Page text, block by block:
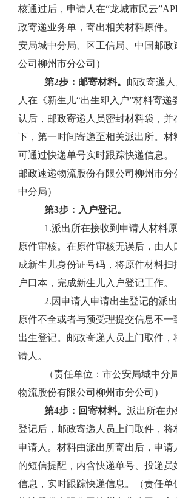
核通过后，申请人在“龙城市民云”
政寄递业务单，寄出相关材料原件。
安局城中分局、区工信局、中国邮政
公司柳州市分公司）
第2步：邮寄材料。 邮政寄递
人在《新生儿“出生即入户”材料寄递
认后，邮政寄递人员密封材料袋，并
下，第一时间寄递至相关派出所。材
可通过快递单号实时跟踪快递信息。
邮政速递物流股份有限公司柳州市分
中分局）
第3步：入户登记。
1.派出所在接收到申请人材料
原件审核。在原件审核无误后，由人
成新生儿身份证号码，将原件材料扫
户口本，完成新生儿入户登记工作。
2.因申请人申请出生登记的派
原件不全或者与预受理提交信息不一
出生登记。邮政寄递人员上门取件，
请人。
（责任单位：市公安局城中分
物流股份有限公司柳州市分公司）
第4步：回寄材料。 派出所在
登记后，邮政寄递人员上门取件，将
申请人。材料由派出所寄出后，申请
的短信提醒，内含快递单号、投递员
信息，实时跟踪快递信息。（责任单